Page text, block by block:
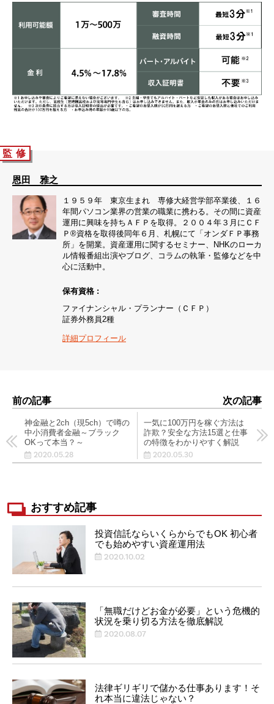
監 修
恩田 雅之
１９５９年 東京生まれ 専修大経営学部卒業後、１６
年間パソコン業界の営業の職業に携わる。その間に資産
運用に興味を持ちＡＦＰを取得。２００４年３月にＣＦ
Ｐ®資格を取得後同年６月、札幌にて「オンダＦＰ事務
所」を開業。資産運用に関するセミナー、NHKのローカ
ル情報番組出演やブログ、コラムの執筆・監修などを中
心に活動中。
保有資格 :
ファイナンシャル・プランナー（ＣＦＰ）
証券外務員2種
詳細プロフィール
前の記事 次の記事
神金融と2ch（現5ch）で噂の
中小消費者金融～ブラック
OKって本当？～
2020.05.28
一気に100万円を稼ぐ方法は
詐欺？安全な方法15選と仕事
の特徴をわかりやすく解説
2020.05.30
おすすめ記事
投資信託ならいくらからでもOK 初心者
でも始めやすい資産運用法
2020.10.02
「無職だけどお金が必要」という危機的
状況を乗り切る方法を徹底解説
2020.08.07
法律ギリギリで儲かる仕事あります！そ
れ本当に違法じゃない？